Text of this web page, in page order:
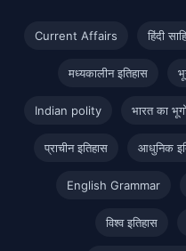
Current Affairs हिंदी
मध्यकालीन इतिहास
Indian polity भारत का
प्राचीन इतिहास आधुनिक
English Grammar
विश्व इतिहास